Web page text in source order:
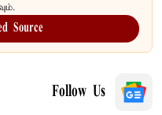
Source
Follow Us